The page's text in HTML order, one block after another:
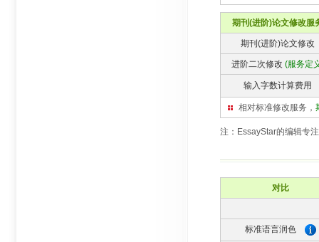
期刊(进阶)论文修改服
期刊(进阶)论文修改
进阶二次修改 (服务定
输入字数计算费用
相对标准修改服务，
注：EssayStar的编辑专
对比
标准语言润色